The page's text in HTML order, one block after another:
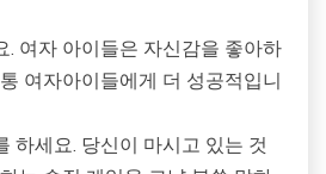
. 여자 아이들은 자신감을 좋아하
여자아이들에게 더 성공적입니
하세요. 당신이 마시고 있는 것